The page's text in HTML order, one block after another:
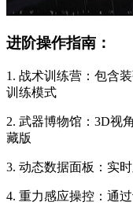
进阶操作指南：
1. 战术训练营：包含
训练模式
2. 武器博物馆：3D视
藏版
3. 动态数据面板：实
4. 重力感应操控：通